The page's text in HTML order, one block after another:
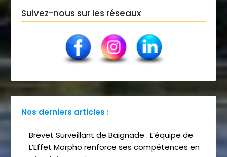
Suivez-nous sur les réseaux
Nos derniers articles :
Brevet Surveillant de Baignade : L’équipe de
L’Effet Morpho renforce ses compétences en